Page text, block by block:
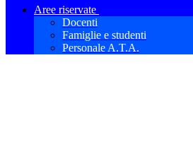
Aree riservate
Docenti
Famiglie e studenti
Personale A.T.A.